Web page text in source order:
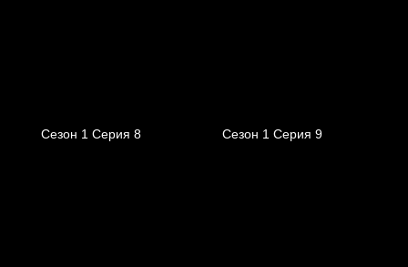
Сезон 1 Серия 8 Сезон 1 Серия 9